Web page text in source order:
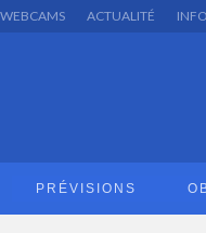
WEBCAMS ACTUALITÉ
PRÉVISIONS